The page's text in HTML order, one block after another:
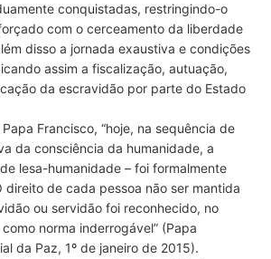
conquistadas, restringindo-o
com o cerceamento da liberdade
disso a jornada exaustiva e condições
assim a fiscalização, autuação,
da escravidão por parte do Estado
Francisco, “hoje, na sequência de
da consciência da humanidade, a
lesa-humanidade – foi formalmente
direito de cada pessoa não ser mantida
ou servidão foi reconhecido, no
norma inderrogável” (Papa
da Paz, 1º de janeiro de 2015).